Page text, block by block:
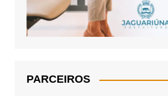
PARCEIROS